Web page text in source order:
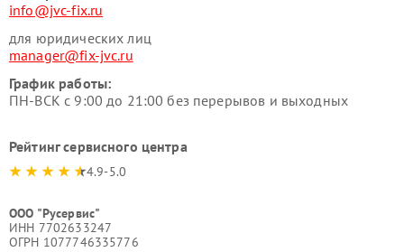
info@jvc-fix.ru
для юридических лиц
manager@fix-jvc.ru
График работы:
ПН-ВСК с 9:00 до 21:00 без перерывов и выходных
Рейтинг сервисного центра
4.9-5.0
ООО "Русервис"
ИНН 7702633247
ОГРН 1077746335776